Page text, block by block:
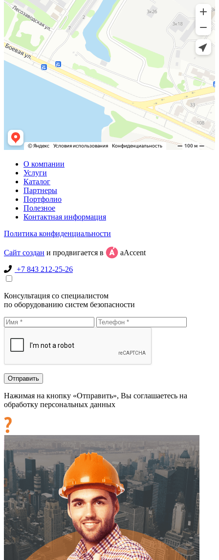
О компании
Услуги
Каталог
Партнеры
Портфолио
Полезное
Контактная информация
Политика конфиденциальности
Сайт создан и продвигается в
aAccent
+7 843 212-25-26
Консультация со специалистом
по оборудованию систем безопасности
Нажимая на кнопку «Отправить», Вы соглашаетесь на
обработку персональных данных